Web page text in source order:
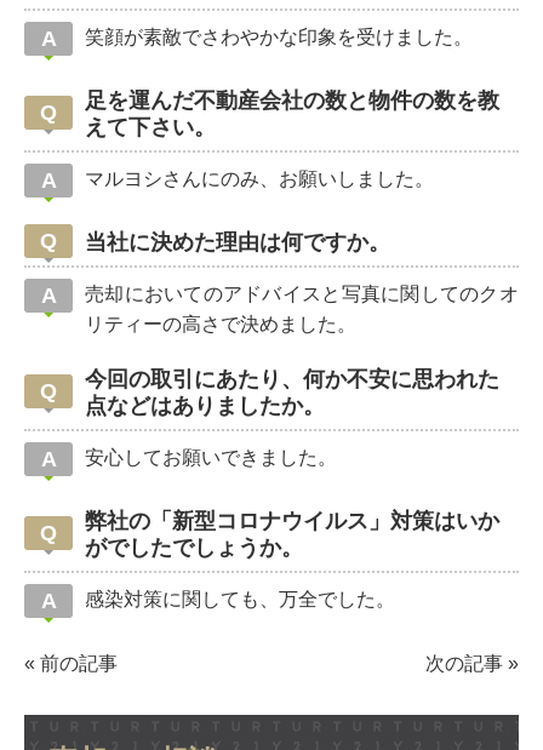
笑顔が素敵でさわやかな印象を受けました。
足を運んだ不動産会社の数と物件の数を教
えて下さい。
マルヨシさんにのみ、お願いしました。
当社に決めた理由は何ですか。
売却においてのアドバイスと写真に関してのクオ
リティーの高さで決めました。
今回の取引にあたり、何か不安に思われた
点などはありましたか。
安心してお願いできました。
弊社の「新型コロナウイルス」対策はいか
がでしたでしょうか。
感染対策に関しても、万全でした。
« 前の記事 次の記事 »